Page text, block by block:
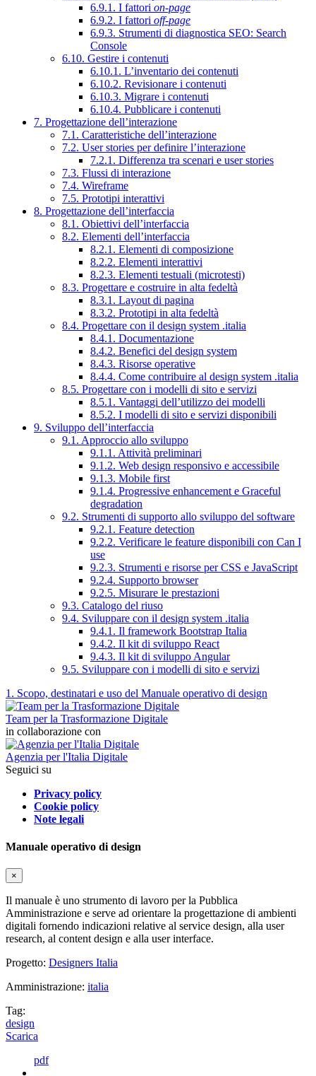
6.9.1. I fattori on-page
6.9.2. I fattori off-page
6.9.3. Strumenti di diagnostica SEO: Search
Console
6.10. Gestire i contenuti
6.10.1. L’inventario dei contenuti
6.10.2. Revisionare i contenuti
6.10.3. Migrare i contenuti
6.10.4. Pubblicare i contenuti
7. Progettazione dell’interazione
7.1. Caratteristiche dell’interazione
7.2. User stories per definire l’interazione
7.2.1. Differenza tra scenari e user stories
7.3. Flussi di interazione
7.4. Wireframe
7.5. Prototipi interattivi
8. Progettazione dell’interfaccia
8.1. Obiettivi dell’interfaccia
8.2. Elementi dell’interfaccia
8.2.1. Elementi di composizione
8.2.2. Elementi interattivi
8.2.3. Elementi testuali (microtesti)
8.3. Progettare e costruire in alta fedeltà
8.3.1. Layout di pagina
8.3.2. Prototipi in alta fedeltà
8.4. Progettare con il design system .italia
8.4.1. Documentazione
8.4.2. Benefici del design system
8.4.3. Risorse operative
8.4.4. Come contribuire al design system .italia
8.5. Progettare con i modelli di sito e servizi
8.5.1. Vantaggi dell’utilizzo dei modelli
8.5.2. I modelli di sito e servizi disponibili
9. Sviluppo dell’interfaccia
9.1. Approccio allo sviluppo
9.1.1. Attività preliminari
9.1.2. Web design responsivo e accessibile
9.1.3. Mobile first
9.1.4. Progressive enhancement e Graceful
degradation
9.2. Strumenti di supporto allo sviluppo del software
9.2.1. Feature detection
9.2.2. Verificare le feature disponibili con Can I
use
9.2.3. Strumenti e risorse per CSS e JavaScript
9.2.4. Supporto browser
9.2.5. Misurare le prestazioni
9.3. Catalogo del riuso
9.4. Sviluppare con il design system .italia
9.4.1. Il framework Bootstrap Italia
9.4.2. Il kit di sviluppo React
9.4.3. Il kit di sviluppo Angular
9.5. Sviluppare con i modelli di sito e servizi
1. Scopo, destinatari e uso del Manuale operativo di design
Team per la Trasformazione Digitale
in collaborazione con
Agenzia per l'Italia Digitale
Seguici su
Privacy policy
Cookie policy
Note legali
Manuale operativo di design
×
Il manuale è uno strumento di lavoro per la Pubblica
Amministrazione e serve ad orientare la progettazione di ambienti
digitali fornendo indicazioni relative al service design, alla user
research, al content design e alla user interface.
Progetto: Designers Italia
Amministrazione: italia
Tag:
design
Scarica
pdf